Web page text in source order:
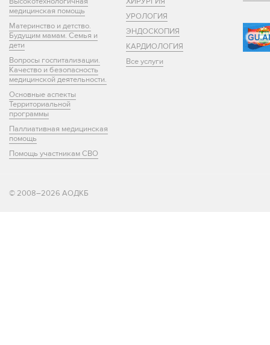
медицинская помощь
Материнство и детство.
Будущим мамам. Семья и
дети
Вопросы госпитализации.
Качество и безопасность
медицинской деятельности.
Основные аспекты
Территориальной
программы
Паллиативная медицинская
помощь
Помощь участникам СВО
УРОЛОГИЯ
ЭНДОСКОПИЯ
КАРДИОЛОГИЯ
Все услуги
© 2008–2026 АОДКБ